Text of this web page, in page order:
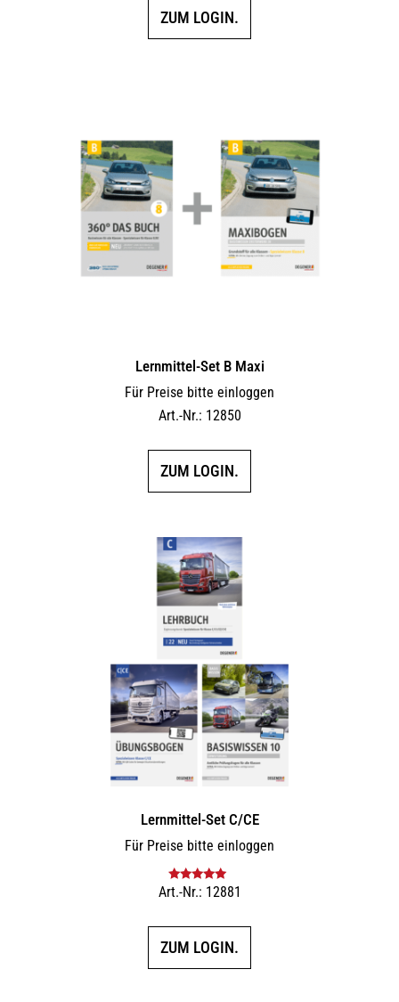
ZUM LOGIN.
Lernmittel-Set B Maxi
Für Preise bitte einloggen
Art.-Nr.: 12850
ZUM LOGIN.
Lernmittel-Set C/CE
Für Preise bitte einloggen
Bewertet mit
Art.-Nr.: 12881
ZUM LOGIN.